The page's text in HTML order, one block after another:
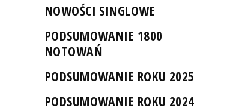
NOWOŚCI SINGLOWE
PODSUMOWANIE 1800
NOTOWAŃ
PODSUMOWANIE ROKU 2025
PODSUMOWANIE ROKU 2024